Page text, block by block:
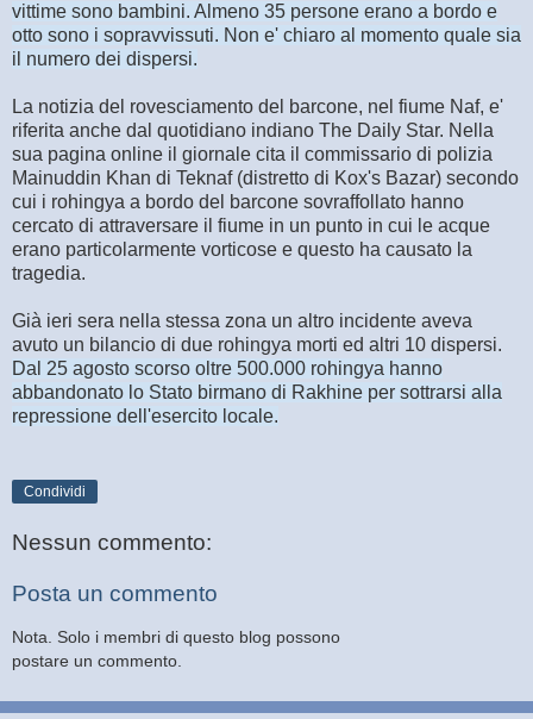
vittime sono bambini. Almeno 35 persone erano a bordo e
otto sono i sopravvissuti. Non e' chiaro al momento quale sia
il numero dei dispersi.
La notizia del rovesciamento del barcone, nel fiume Naf, e'
riferita anche dal quotidiano indiano The Daily Star. Nella
sua pagina online il giornale cita il commissario di polizia
Mainuddin Khan di Teknaf (distretto di Kox's Bazar) secondo
cui i rohingya a bordo del barcone sovraffollato hanno
cercato di attraversare il fiume in un punto in cui le acque
erano particolarmente vorticose e questo ha causato la
tragedia.
Già ieri sera nella stessa zona un altro incidente aveva
avuto un bilancio di due rohingya morti ed altri 10 dispersi.
Dal 25 agosto scorso oltre 500.000 rohingya hanno
abbandonato lo Stato birmano di Rakhine per sottrarsi alla
repressione dell'esercito locale.
Condividi
Nessun commento:
Posta un commento
Nota. Solo i membri di questo blog possono
postare un commento.